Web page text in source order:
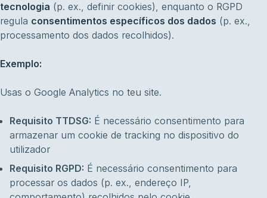
tecnologia (p. ex., definir cookies), enquanto o RGPD
regula consentimentos específicos dos dados (p. ex.,
processamento dos dados recolhidos).
Exemplo:
Usas o Google Analytics no teu site.
Requisito TTDSG: É necessário consentimento para
armazenar um cookie de tracking no dispositivo do
utilizador
Requisito RGPD: É necessário consentimento para
processar os dados (p. ex., endereço IP,